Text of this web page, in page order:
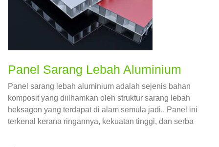
Panel Sarang Lebah Aluminium
Panel sarang lebah aluminium adalah sejenis bahan
komposit yang diilhamkan oleh struktur sarang lebah
heksagon yang terdapat di alam semula jadi.. Panel ini
terkenal kerana ringannya, kekuatan tinggi, dan serba